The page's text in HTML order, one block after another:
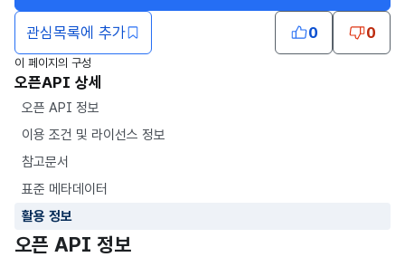
관심목록에 추가 0 0
이 페이지의 구성
오픈API 상세
오픈 API 정보
이용 조건 및 라이선스 정보
참고문서
표준 메타데이터
활용 정보
오픈 API 정보